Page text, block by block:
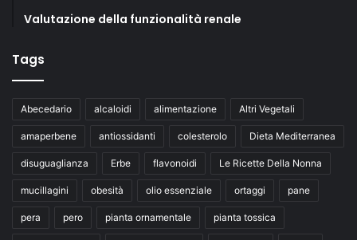
Valutazione della funzionalità renale
Tags
Abecedario alcaloidi alimentazione Altri Vegetali
amaperbene antiossidanti colesterolo Dieta Mediterranea
disuguaglianza Erbe flavonoidi Le Ricette Della Nonna
mucillagini obesità olio essenziale ortaggi pane
pera pero pianta ornamentale pianta tossica